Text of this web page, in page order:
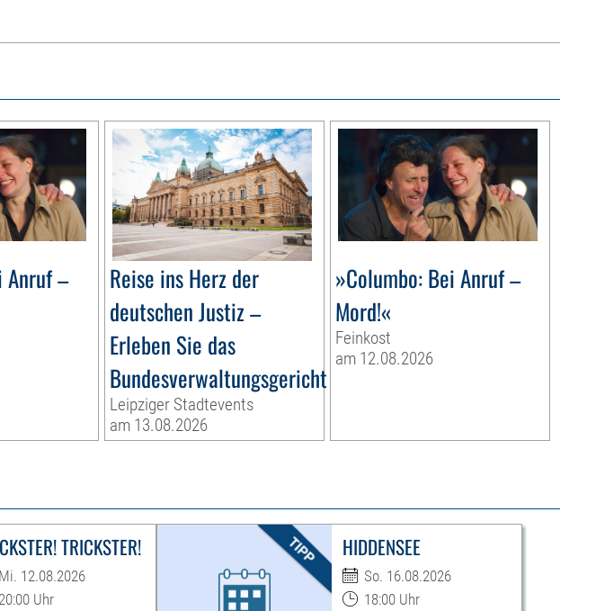
Anruf –
Reise ins Herz der
deutschen Justiz –
Erleben Sie das
Bundesverwaltungsgericht
Leipziger Stadtevents
am 13.08.2026
»Columbo: Bei Anruf –
Mord!«
Feinkost
am 12.08.2026
TRICKSTER!
Mi. 12.08.2026
20:00 Uhr
HIDDENSEE
So. 16.08.2026
18:00 Uhr